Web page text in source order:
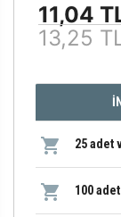
11,04
13,25
25 adet
100